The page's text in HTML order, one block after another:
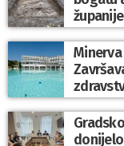
županije